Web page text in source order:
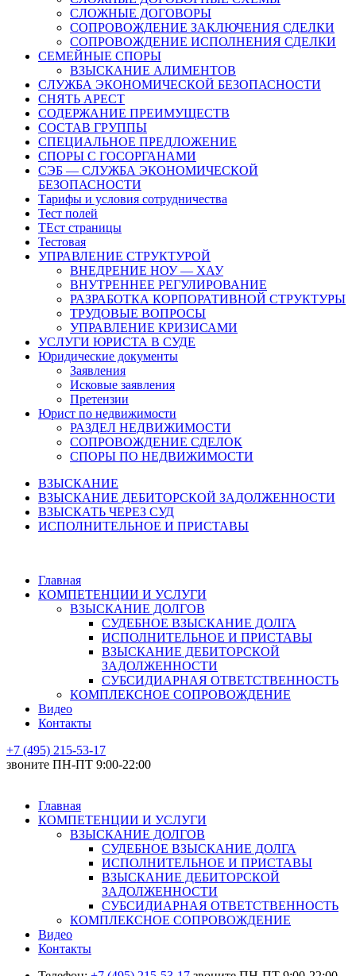
СЛОЖНЫЕ ДОГОВОРЫ
СОПРОВОЖДЕНИЕ ЗАКЛЮЧЕНИЯ СДЕЛКИ
СОПРОВОЖДЕНИЕ ИСПОЛНЕНИЯ СДЕЛКИ
СЕМЕЙНЫЕ СПОРЫ
ВЗЫСКАНИЕ АЛИМЕНТОВ
СЛУЖБА ЭКОНОМИЧЕСКОЙ БЕЗОПАСНОСТИ
СНЯТЬ АРЕСТ
СОДЕРЖАНИЕ ПРЕИМУЩЕСТВ
СОСТАВ ГРУППЫ
СПЕЦИАЛЬНОЕ ПРЕДЛОЖЕНИЕ
СПОРЫ С ГОСОРГАНАМИ
СЭБ — СЛУЖБА ЭКОНОМИЧЕСКОЙ
БЕЗОПАСНОСТИ
Тарифы и условия сотрудничества
Тест полей
ТЕст страницы
Тестовая
УПРАВЛЕНИЕ СТРУКТУРОЙ
ВНЕДРЕНИЕ НОУ — ХАУ
ВНУТРЕННЕЕ РЕГУЛИРОВАНИЕ
РАЗРАБОТКА КОРПОРАТИВНОЙ СТРУКТУРЫ
ТРУДОВЫЕ ВОПРОСЫ
УПРАВЛЕНИЕ КРИЗИСАМИ
УСЛУГИ ЮРИСТА В СУДЕ
Юридические документы
Заявления
Исковые заявления
Претензии
Юрист по недвижимости
РАЗДЕЛ НЕДВИЖИМОСТИ
СОПРОВОЖДЕНИЕ СДЕЛОК
СПОРЫ ПО НЕДВИЖИМОСТИ
ВЗЫСКАНИЕ
ВЗЫСКАНИЕ ДЕБИТОРСКОЙ ЗАДОЛЖЕННОСТИ
ВЗЫСКАТЬ ЧЕРЕЗ СУД
ИСПОЛНИТЕЛЬНОЕ И ПРИСТАВЫ
Главная
КОМПЕТЕНЦИИ И УСЛУГИ
ВЗЫСКАНИЕ ДОЛГОВ
СУДЕБНОЕ ВЗЫСКАНИЕ ДОЛГА
ИСПОЛНИТЕЛЬНОЕ И ПРИСТАВЫ
ВЗЫСКАНИЕ ДЕБИТОРСКОЙ
ЗАДОЛЖЕННОСТИ
СУБСИДИАРНАЯ ОТВЕТСТВЕННОСТЬ
КОМПЛЕКСНОЕ СОПРОВОЖДЕНИЕ
Видео
Контакты
+7 (495) 215-53-17
звоните ПН-ПТ 9:00-22:00
Главная
КОМПЕТЕНЦИИ И УСЛУГИ
ВЗЫСКАНИЕ ДОЛГОВ
СУДЕБНОЕ ВЗЫСКАНИЕ ДОЛГА
ИСПОЛНИТЕЛЬНОЕ И ПРИСТАВЫ
ВЗЫСКАНИЕ ДЕБИТОРСКОЙ
ЗАДОЛЖЕННОСТИ
СУБСИДИАРНАЯ ОТВЕТСТВЕННОСТЬ
КОМПЛЕКСНОЕ СОПРОВОЖДЕНИЕ
Видео
Контакты